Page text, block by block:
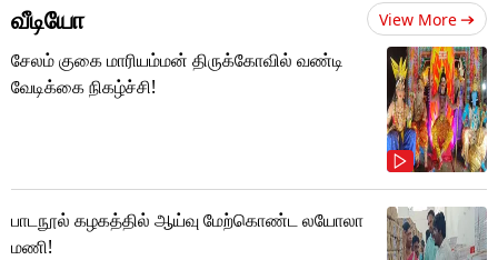
வீடியோ View More
சேலம் குகை மாரியம்மன் திருக்கோவில் வண்டி
வேடிக்கை நிகழ்ச்சி!
பாடநூல் கழகத்தில் ஆய்வு மேற்கொண்ட லயோலா
மணி!